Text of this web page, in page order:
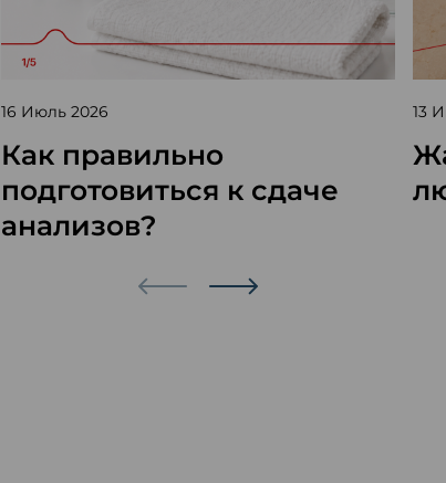
16 Июль 2026
Как правильно
подготовиться к сдаче
анализов?
13